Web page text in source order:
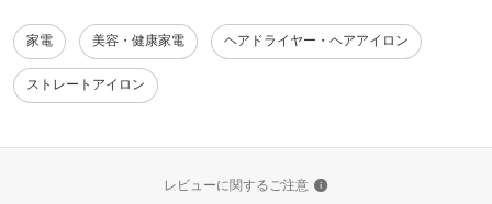
家電 美容・健康家電 ヘアドライヤー・ヘアアイロン
ストレートアイロン
レビューに関するご注意